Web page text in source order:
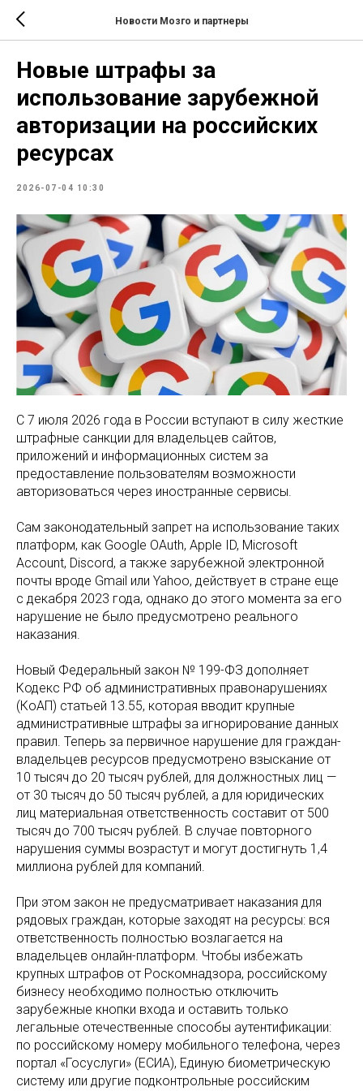
Новости Мозго и партнеры
Новые штрафы за
использование зарубежной
авторизации на российских
ресурсах
2026-07-04 10:30
С 7 июля 2026 года в России вступают в силу жесткие
штрафные санкции для владельцев сайтов,
приложений и информационных систем за
предоставление пользователям возможности
авторизоваться через иностранные сервисы.
Сам законодательный запрет на использование таких
платформ, как Google OAuth, Apple ID, Microsoft
Account, Discord, а также зарубежной электронной
почты вроде Gmail или Yahoo, действует в стране еще
с декабря 2023 года, однако до этого момента за его
нарушение не было предусмотрено реального
наказания.
Новый Федеральный закон № 199-ФЗ дополняет
Кодекс РФ об административных правонарушениях
(КоАП) статьей 13.55, которая вводит крупные
административные штрафы за игнорирование данных
правил. Теперь за первичное нарушение для граждан-
владельцев ресурсов предусмотрено взыскание от
10 тысяч до 20 тысяч рублей, для должностных лиц —
от 30 тысяч до 50 тысяч рублей, а для юридических
лиц материальная ответственность составит от 500
тысяч до 700 тысяч рублей. В случае повторного
нарушения суммы возрастут и могут достигнуть 1,4
миллиона рублей для компаний.
При этом закон не предусматривает наказания для
рядовых граждан, которые заходят на ресурсы: вся
ответственность полностью возлагается на
владельцев онлайн-платформ. Чтобы избежать
крупных штрафов от Роскомнадзора, российскому
бизнесу необходимо полностью отключить
зарубежные кнопки входа и оставить только
легальные отечественные способы аутентификации:
по российскому номеру мобильного телефона, через
портал «Госуслуги» (ЕСИА), Единую биометрическую
систему или другие подконтрольные российским